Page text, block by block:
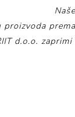
d.o.o.